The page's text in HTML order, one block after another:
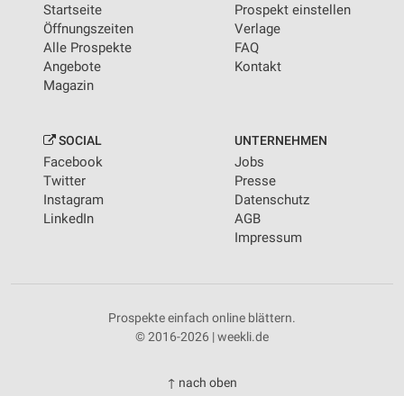
Startseite
Öffnungszeiten
Alle Prospekte
Angebote
Magazin
Prospekt einstellen
Verlage
FAQ
Kontakt
SOCIAL
Facebook
Twitter
Instagram
LinkedIn
UNTERNEHMEN
Jobs
Presse
Datenschutz
AGB
Impressum
Prospekte einfach online blättern.
© 2016-2026 | weekli.de
↑ nach oben